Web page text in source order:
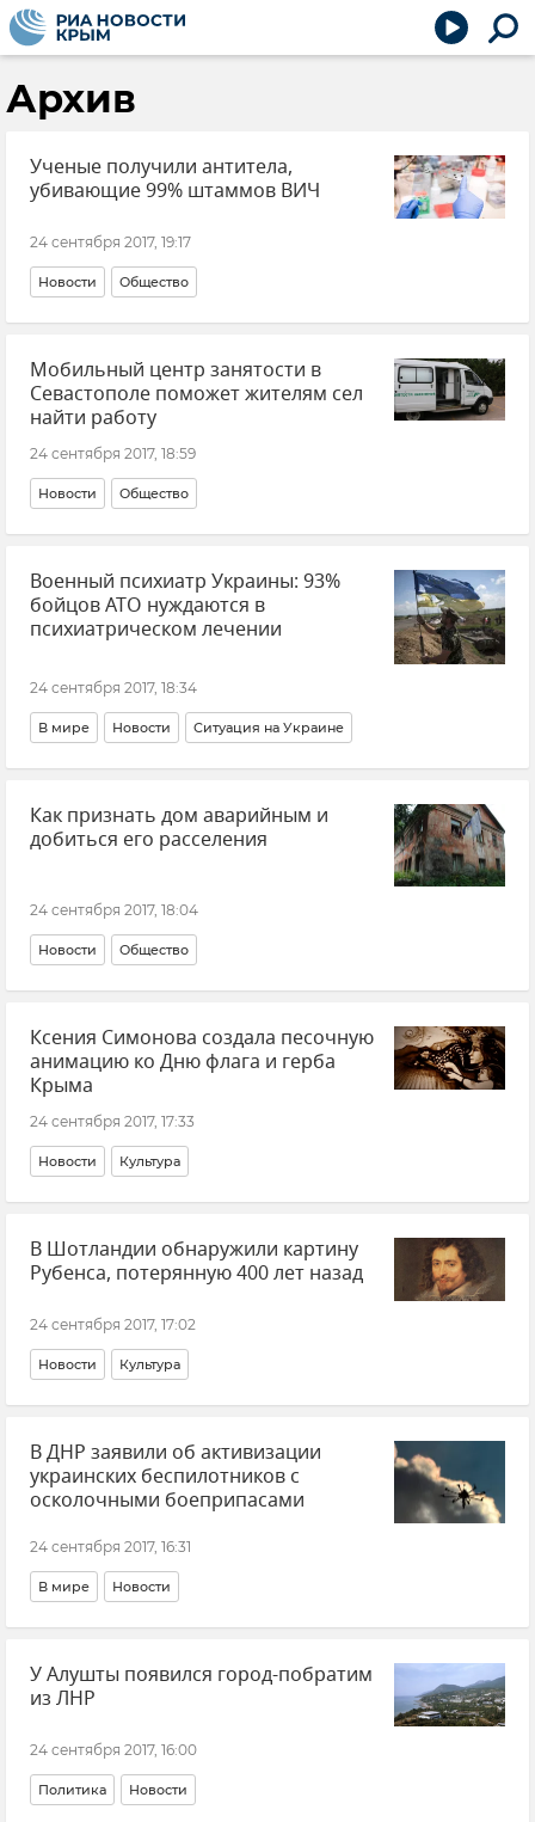
Архив
Ученые получили антитела,
убивающие 99% штаммов ВИЧ
24 сентября 2017, 19:17
Новости Общество
Мобильный центр занятости в
Севастополе поможет жителям сел
найти работу
24 сентября 2017, 18:59
Новости Общество
Военный психиатр Украины: 93%
бойцов АТО нуждаются в
психиатрическом лечении
24 сентября 2017, 18:34
В мире Новости Ситуация на Украине
Как признать дом аварийным и
добиться его расселения
24 сентября 2017, 18:04
Новости Общество
Ксения Симонова создала песочную
анимацию ко Дню флага и герба
Крыма
24 сентября 2017, 17:33
Новости Культура
В Шотландии обнаружили картину
Рубенса, потерянную 400 лет назад
24 сентября 2017, 17:02
Новости Культура
В ДНР заявили об активизации
украинских беспилотников с
осколочными боеприпасами
24 сентября 2017, 16:31
В мире Новости
У Алушты появился город-побратим
из ЛНР
24 сентября 2017, 16:00
Политика Новости